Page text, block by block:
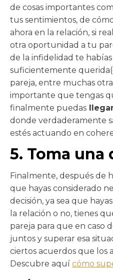
de cosas importantes
tus sentimientos, de
ahora en la relación, si
otra oportunidad a tu
de la infidelidad te
suficientemente
pareja, entre muchas
importante que tengas
finalmente puedas
donde verdaderamente
estés actuando en
5. Toma una
Finalmente, después de
que hayas considerado
decisión, ya sea que
la relación o no, tienes
pareja para que en caso
juntos y superar esa
ciertos acuerdos que los
Descubre aquí cómo